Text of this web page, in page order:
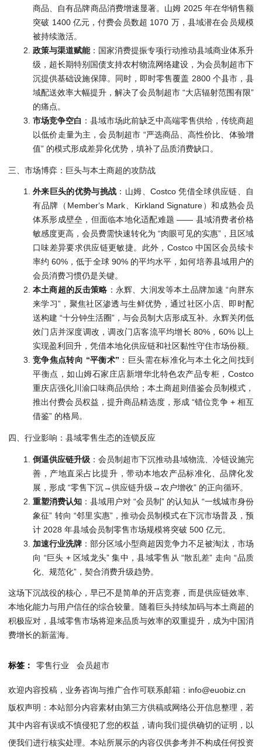
商品、自有品牌商品消费增速显著。山姆 2025 年在华销售额
突破 1400 亿元，付费会员数超 1070 万，县域潜在会员规模
被持续激活。
政策与渠道赋能：国家消费提振专项行动推动县域商业体系升
级，超长期特别国债支持农村物流网络建设，为会员制超市下
沉提供基础设施保障。同时，即时零售覆盖 2800 个县市，县
域配送效率大幅提升，解决了会员制超市 “大店辐射范围有限”
的痛点。
市场竞争空白 ：县域市场此前缺乏中高端零售供给，传统商超
以低价走量为主，会员制超市 “严选商品、高性价比、体验增
值” 的模式形成差异化优势，填补了品质消费缺口。
三、市场博弈：巨头与本土商超的攻防战
外来巨头的优势与挑战 ：山姆、Costco 凭借全球供应链、自
有品牌（Member‘s Mark、Kirkland Signature）和成熟会员
体系形成壁垒，但面临本地化适配难题 —— 县域消费者价格
敏感度更高，会员费需快速转化为 “肉眼可见的实惠”，且区域
口味差异要求供应链更敏捷。此外，Costco 中国区会员续卡
率约 60%，低于全球 90% 的平均水平，如何培养县域用户的
会员消费习惯仍是关键。
本土商超的反击策略 ：永辉、大润发等本土品牌加速 “向胖东
来学习”，聚焦社区渗透与生鲜优势，通过社区小店、即时配
送构建 “十分钟生活圈”，与会员制大店形成互补。永辉关闭低
效门店并深度调改，调改门店客流平均增长 80%，60% 以上
实现盈利回升，凭借本地化供应链和社区黏性守住市场份额。
竞争焦点转向 “平衡术” ：巨头需在标准化与本土化之间找到
平衡点，如山姆石家庄店新增华北特色农产品专柜，Costco
重庆店强化川渝口味商品供给；本土商超则借鉴会员制模式，
推出付费会员权益，提升商品精选度，形成 “错位竞争 + 相互
借鉴” 的格局。
四、行业影响：县域零售生态的连锁反应
倒逼供应链升级 ：会员制超市下沉推动县域物流、冷链设施完
善，产地直采占比提升，带动本地农产品标准化、品牌化发
展，形成 “零售下沉→供应链升级→农户增收” 的正向循环。
重塑消费认知 ：县域用户对 “会员制” 的认知从 “一线城市身份
象征” 转向 “邻里实惠”，推动会员制模式在下沉市场普及，预
计 2028 年县域会员制零售市场规模将突破 500 亿元。
加速行业洗牌 ：部分区域小型商超因竞争力不足被淘汰，市场
向 “巨头 + 区域龙头” 集中，县域零售从 “散乱差” 走向 “品质
化、规范化”，契合消费升级趋势。
这场下沉战役的核心，早已不是简单的开店竞赛，而是供应链效率、
本地化能力与用户信任的综合较量。随着巨头持续加码与本土商超的
积极应对，县域零售市场将迎来品质与效率的双重提升，成为中国消
费增长的新蓝海。
标签： 零售行业 会员超市
欢迎内容投稿，业务咨询与推广合作可联系邮箱：info@euobiz.cn
版权声明：本站部分内容素材由第三方供稿或网络公开信息整理，若
其中内容有误或不慎侵犯了您的权益，请向我们提供确切的证明，以
便我们进行核实处理。本站所展示的内容仅供参考并不构成任何投资